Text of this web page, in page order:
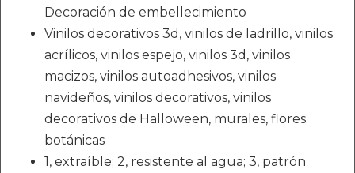
Decoración de embellecimiento
Vinilos decorativos 3d, vinilos de ladrillo, vinilos
acrílicos, vinilos espejo, vinilos 3d, vinilos
macizos, vinilos autoadhesivos, vinilos
navideños, vinilos decorativos, vinilos
decorativos de Halloween, murales, flores
botánicas
1, extraíble; 2, resistente al agua; 3, patrón